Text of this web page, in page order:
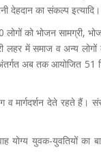
देहदान का संकल्प इत्यादि।
लोगों को भोजन सामग्री,
लहर में समाज व अन्य
अब तक आयोजित 51
व मार्गदर्शन देते रहते हैं।
योग्य युवक-युवतियों का